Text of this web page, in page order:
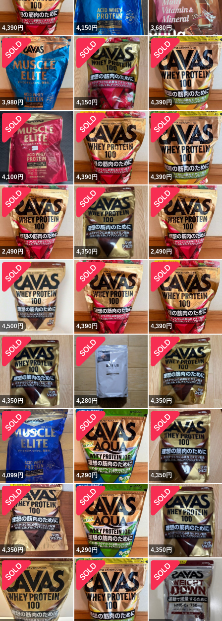
4,390円 4,150円 3,680円
3,980円 4,150円 4,390円
4,100円 4,390円 4,390円
2,490円 4,350円 2,490円
4,500円 4,390円 4,390円
4,350円 4,280円 4,350円
4,099円 4,290円 4,350円
4,350円 4,290円 4,350円